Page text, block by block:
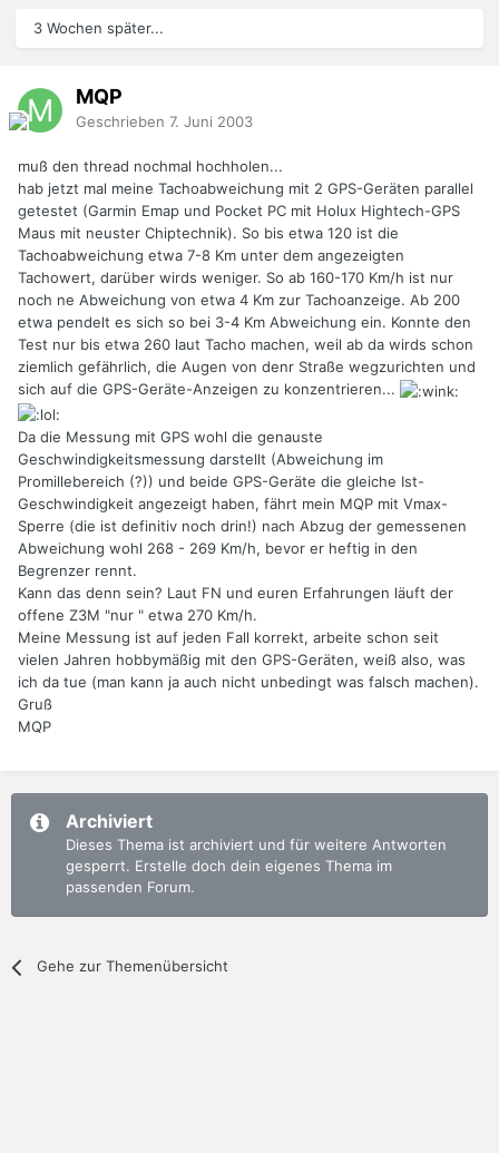
3 Wochen später...
MQP
Geschrieben 7. Juni 2003
muß den thread nochmal hochholen...
hab jetzt mal meine Tachoabweichung mit 2 GPS-Geräten parallel
getestet (Garmin Emap und Pocket PC mit Holux Hightech-GPS
Maus mit neuster Chiptechnik). So bis etwa 120 ist die
Tachoabweichung etwa 7-8 Km unter dem angezeigten
Tachowert, darüber wirds weniger. So ab 160-170 Km/h ist nur
noch ne Abweichung von etwa 4 Km zur Tachoanzeige. Ab 200
etwa pendelt es sich so bei 3-4 Km Abweichung ein. Konnte den
Test nur bis etwa 260 laut Tacho machen, weil ab da wirds schon
ziemlich gefährlich, die Augen von denr Straße wegzurichten und
sich auf die GPS-Geräte-Anzeigen zu konzentrieren...
Da die Messung mit GPS wohl die genauste
Geschwindigkeitsmessung darstellt (Abweichung im
Promillebereich (?)) und beide GPS-Geräte die gleiche Ist-
Geschwindigkeit angezeigt haben, fährt mein MQP mit Vmax-
Sperre (die ist definitiv noch drin!) nach Abzug der gemessenen
Abweichung wohl 268 - 269 Km/h, bevor er heftig in den
Begrenzer rennt.
Kann das denn sein? Laut FN und euren Erfahrungen läuft der
offene Z3M "nur " etwa 270 Km/h.
Meine Messung ist auf jeden Fall korrekt, arbeite schon seit
vielen Jahren hobbymäßig mit den GPS-Geräten, weiß also, was
ich da tue (man kann ja auch nicht unbedingt was falsch machen).
Gruß
MQP
Archiviert
Dieses Thema ist archiviert und für weitere Antworten
gesperrt. Erstelle doch dein eigenes Thema im
passenden Forum.
Gehe zur Themenübersicht